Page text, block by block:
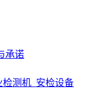
承诺
检测机 安检设备